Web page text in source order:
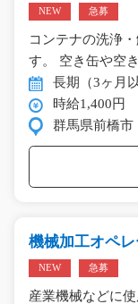
NEW 急募
コンテナの洗浄
す。 空き缶や空
長期（3ヶ月以
時給1,400円
群馬県前橋市
機械加工オペ
NEW 急募
産業機械などに